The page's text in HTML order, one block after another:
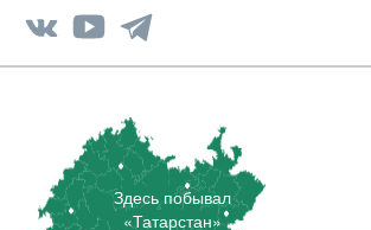
Здесь побывал
«Татарстан»